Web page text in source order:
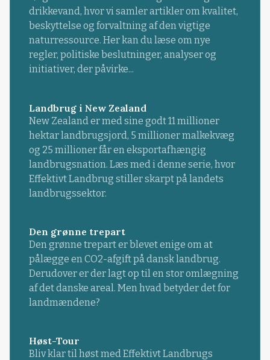
drikkevand, hvor vi samler artikler om kvalitet,
beskyttelse og forvaltning af den vigtige
naturressource. Her kan du læse om nye
regler, politiske beslutninger, analyser og
initiativer, der påvirke...
Landbrug i New Zealand
New Zealand er med sine godt 11 millioner
hektar landbrugsjord, 5 millioner malkekvæg
og 25 millioner får en eksportafhængig
landbrugsnation. Læs med i denne serie, hvor
Effektivt Landbrug stiller skarpt på landets
landbrugssektor.
Den grønne trepart
Den grønne trepart er blevet enige om at
pålægge en CO2-afgift på dansk landbrug.
Derudover er der lagt op til en stor omlægning
af det danske areal. Men hvad betyder det for
landmændene?
Høst-Tour
Bliv klar til høst med Effektivt Landbrugs